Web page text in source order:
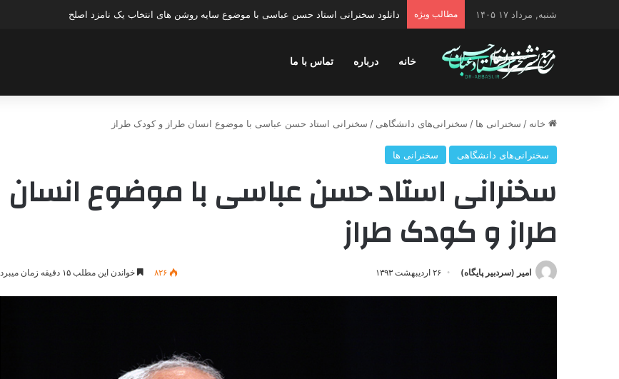
شنبه, مرداد ۱۷ ۱۴۰۵ مطالب ویژه دانلود سخنرانی استاد حسن عباسی با موضوع چهار انتخاب ۱۴۰۰
خانه درباره تماس با ما
خانه / سخنرانی ها / سخنرانی‌های دانشگاهی / سخنرانی استاد حسن عباسی با موضوع انسان طراز و کودک طراز
سخنرانی‌های دانشگاهی سخنرانی ها
سخنرانی استاد حسن عباسی با موضوع انسان
طراز و کودک طراز
امیر (سردبیر پایگاه) ۲۶ اردیبهشت ۱۳۹۳ ۸۲۶ خواندن این مطلب ۱۵ دقیقه زمان میبرد